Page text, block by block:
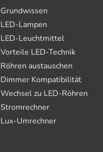
Grundwissen
LED-Lampen
LED-Leuchtmittel
Vorteile LED-Technik
Röhren austauschen
Dimmer Kompatibilität
Wechsel zu LED-Röhren
Stromrechner
Lux-Umrechner